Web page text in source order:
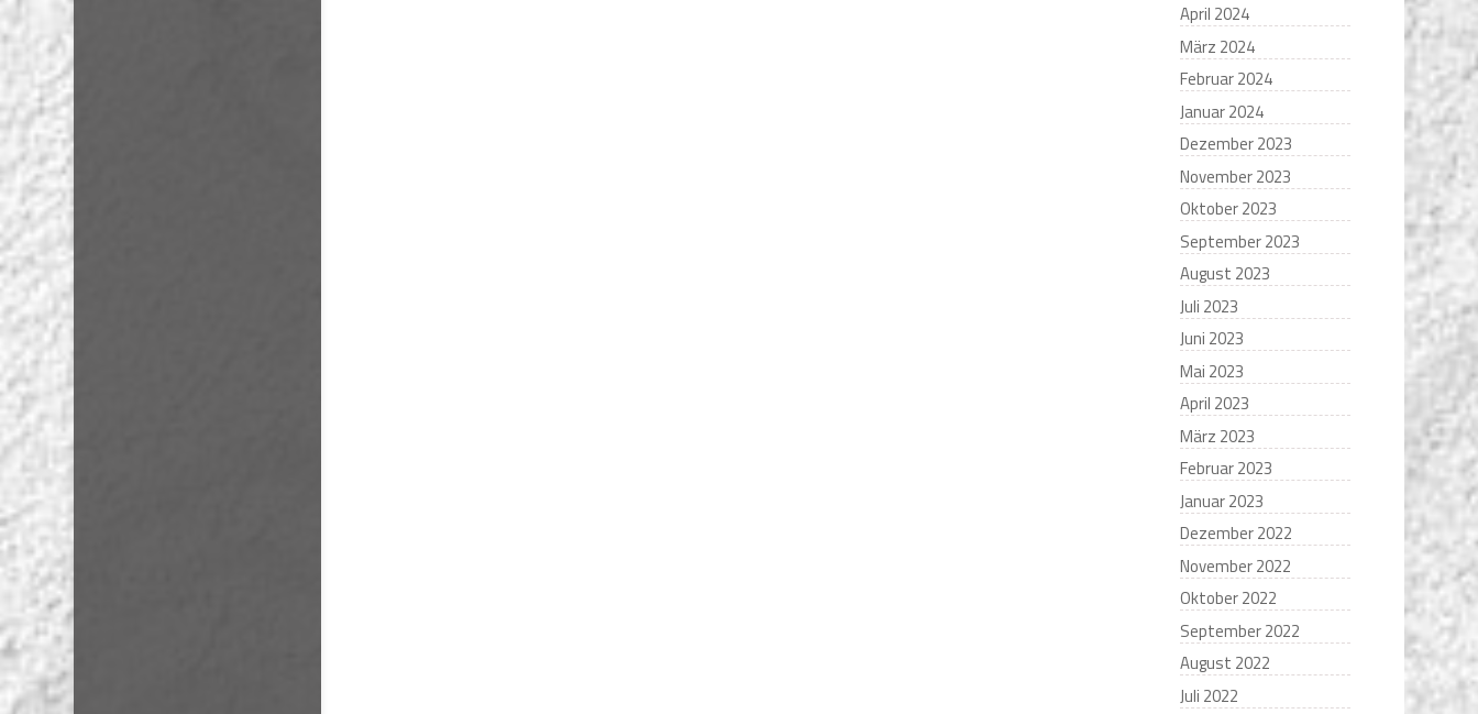
April 2024
März 2024
Februar 2024
Januar 2024
Dezember 2023
November 2023
Oktober 2023
September 2023
August 2023
Juli 2023
Juni 2023
Mai 2023
April 2023
März 2023
Februar 2023
Januar 2023
Dezember 2022
November 2022
Oktober 2022
September 2022
August 2022
Juli 2022